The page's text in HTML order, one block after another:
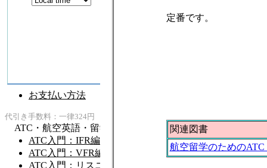
定番です。
関連図書
航空留学のためのATC